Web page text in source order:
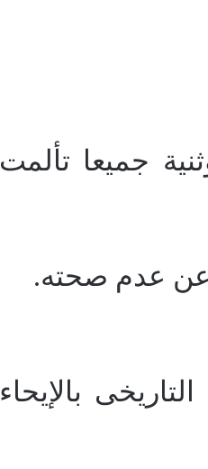
جميعا تألمت
عن عدم صحته.
بالإيحاء